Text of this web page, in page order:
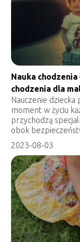
Nauka
chodzenia dla
Nauczenie
moment w życiu
przychodzą
obok
2023-08-03